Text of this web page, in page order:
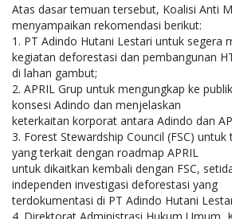
Atas dasar temuan tersebut, Koalisi Anti
menyampaikan rekomendasi berikut:
1. PT Adindo Hutani Lestari untuk segera
kegiatan deforestasi dan pembangunan
di lahan gambut;
2. APRIL Grup untuk mengungkap ke
konsesi Adindo dan menjelaskan
keterkaitan korporat antara Adindo dan
3. Forest Stewardship Council (FSC)
yang terkait dengan roadmap APRIL
untuk dikaitkan kembali dengan FSC,
independen investigasi deforestasi yang
terdokumentasi di PT Adindo Hutani
4. Direktorat Administrasi Hukum Umum,